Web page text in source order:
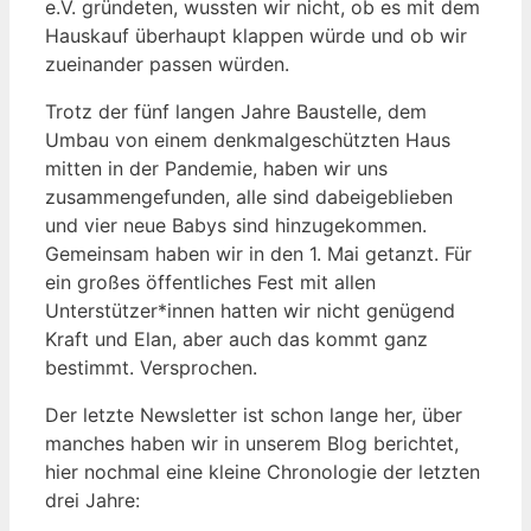
e.V. gründeten, wussten wir nicht, ob es mit dem
Hauskauf überhaupt klappen würde und ob wir
zueinander passen würden.
Trotz der fünf langen Jahre Baustelle, dem
Umbau von einem denkmalgeschützten Haus
mitten in der Pandemie, haben wir uns
zusammengefunden, alle sind dabeigeblieben
und vier neue Babys sind hinzugekommen.
Gemeinsam haben wir in den 1. Mai getanzt. Für
ein großes öffentliches Fest mit allen
Unterstützer*innen hatten wir nicht genügend
Kraft und Elan, aber auch das kommt ganz
bestimmt. Versprochen.
Der letzte Newsletter ist schon lange her, über
manches haben wir in unserem Blog berichtet,
hier nochmal eine kleine Chronologie der letzten
drei Jahre: